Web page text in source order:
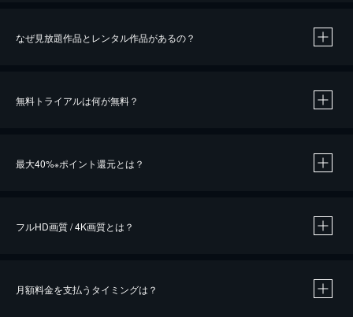
なぜ見放題作品とレンタル作品があるの？
無料トライアルは何が無料？
最大40%※ポイント還元とは？
※40％ポイント還元の対象は、クレジットカード決済による作品の購入 / レンタルです。
フルHD画質 / 4K画質とは？
月額料金を支払うタイミングは？